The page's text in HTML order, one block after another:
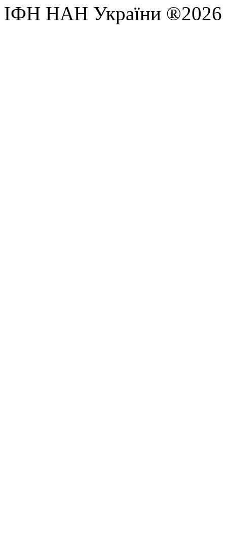
ІФН НАН України ®2026